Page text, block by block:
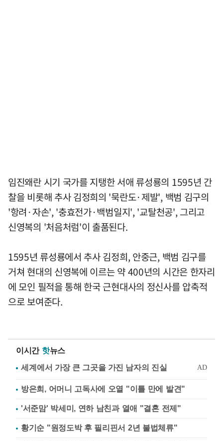
임진왜란 시기 국가를 지탱한 서애 류성룡의 1595년 간
찰을 비롯해 추사 김정희의 '묵란도·제발', 백범 김구의
'항려·자손', '충효전가·백범일지', '교탈천공', 그리고
신영복의 '처음처럼'이 출품된다.
1595년 류성룡에서 추사 김정희, 안중근, 백범 김구를
거쳐 현대의 신영복에 이르는 약 400년의 시간은 한자리
에 모인 필적을 통해 한국 근현대사의 정신사를 압축적
으로 보여준다.
이시간 핫뉴스
방은희, 어머니 고독사에 오열 "이틀 만에 발견"
'서준맘' 박세미, 연하 남친과 열애 "결혼 전제"
황기순 "원정도박 후 필리핀서 2년 불법체류"